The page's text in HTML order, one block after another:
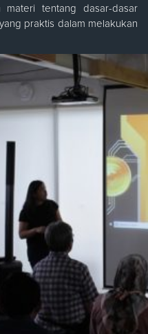
materi tentang dasar-dasar
praktis dalam melakukan